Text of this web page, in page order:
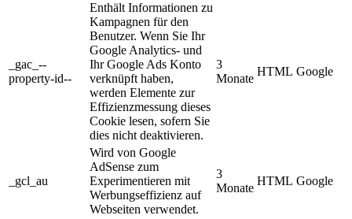
_gac_--
property-id--
Enthält Informationen zu
Kampagnen für den
Benutzer. Wenn Sie Ihr
Google Analytics- und
Ihr Google Ads Konto
verknüpft haben,
werden Elemente zur
Effizienzmessung dieses
Cookie lesen, sofern Sie
dies nicht deaktivieren.
3
Monate
HTML Google
_gcl_au
Wird von Google
AdSense zum
Experimentieren mit
Werbungseffizienz auf
Webseiten verwendet.
3
Monate
HTML Google